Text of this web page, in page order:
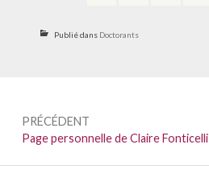
Publié dans Doctorants
Navigation
de
l’article
PRÉCÉDENT
Précédent :
Page personnelle de Claire Fonticelli